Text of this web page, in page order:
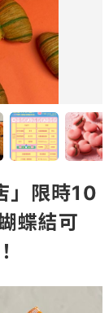
」限時10
蝶結可